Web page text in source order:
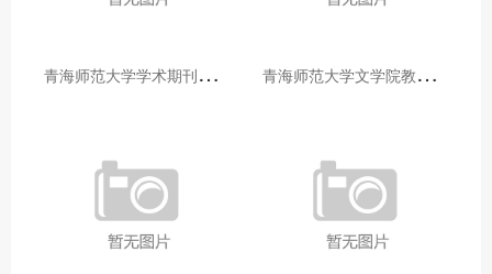
青
海师范大学学术期刊两个专栏入选2025年青海省期刊重点专栏 青
海师范大学文学院教师赴山东省相关高校和学术机构交流学习